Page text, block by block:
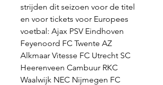
strijden dit seizoen voor de titel
en voor tickets voor Europees
voetbal: Ajax PSV Eindhoven
Feyenoord FC Twente AZ
Alkmaar Vitesse FC Utrecht SC
Heerenveen Cambuur RKC
Waalwijk NEC Nijmegen FC